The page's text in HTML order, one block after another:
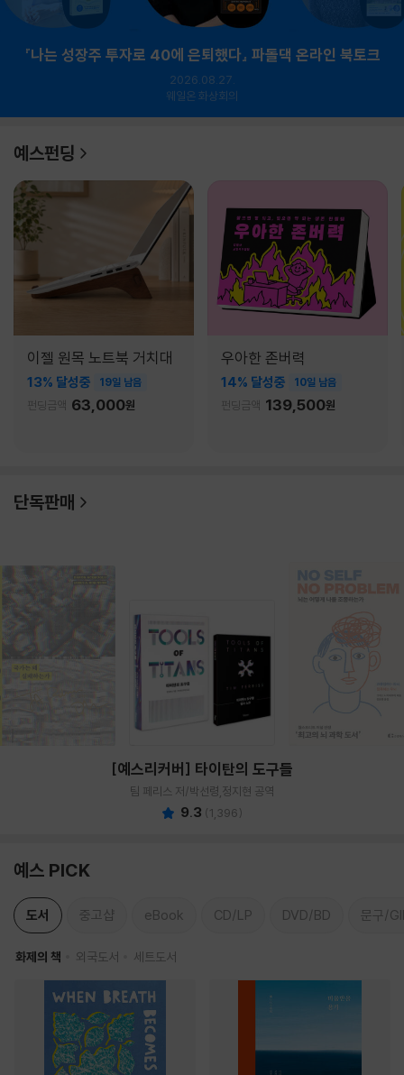
『나는 성장주 투자로 40에 은퇴했다』 파돌댁 온라인 북토크
2026.08.27.
웨일온 화상회의
예스펀딩
이젤 원목 노트북 거치대
13% 달성중 19일 남음
펀딩금액 63,000원
우아한 존버력
14% 달성중 10일 남음
펀딩금액 139,500원
단독판매
[예스리커버] 타이탄의 도구들
팀 페리스 저/박선령,정지현 공역
9.3 (1,396)
예스 PICK
도서 중고샵 eBook CD/LP DVD/BD 문구/
화제의 책 외국도서 세트도서